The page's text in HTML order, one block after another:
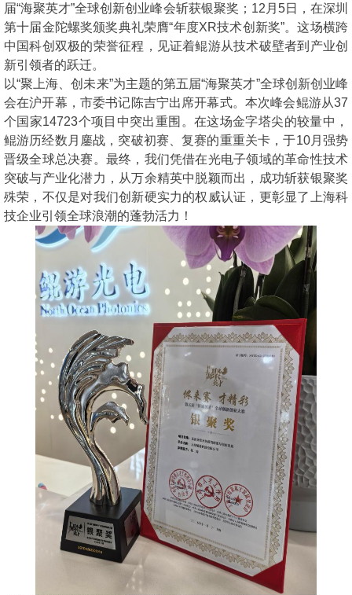
届“海聚英才”全球创新创业峰会斩获银聚奖；12月5日，在深圳
第十届金陀螺奖颁奖典礼荣膺“年度XR技术创新奖”。这场横跨
中国科创双极的荣誉征程，见证着鲲游从技术破壁者到产业创
新引领者的跃迁。
以“聚上海、创未来”为主题的第五届“海聚英才”全球创新创业峰
会在沪开幕，市委书记陈吉宁出席开幕式。本次峰会鲲游从37
个国家14723个项目中突出重围。在这场金字塔尖的较量中，
鲲游历经数月鏖战，突破初赛、复赛的重重关卡，于10月强势
晋级全球总决赛。最终，我们凭借在光电子领域的革命性技术
突破与产业化潜力，从万余精英中脱颖而出，成功斩获银聚奖
殊荣，不仅是对我们创新硬实力的权威认证，更彰显了上海科
技企业引领全球浪潮的蓬勃活力！